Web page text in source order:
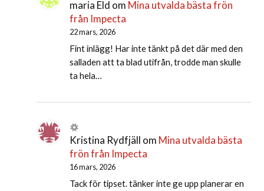
maria Eld om Mina utvalda bästa frön
från Impecta
22 mars, 2026
Fint inlägg! Har inte tänkt på det där med den
salladen att ta blad utifrån, trodde man skulle
ta hela…
Kristina Rydfjäll om Mina utvalda bästa
frön från Impecta
16 mars, 2026
Tack för tipset. tänker inte ge upp planerar en